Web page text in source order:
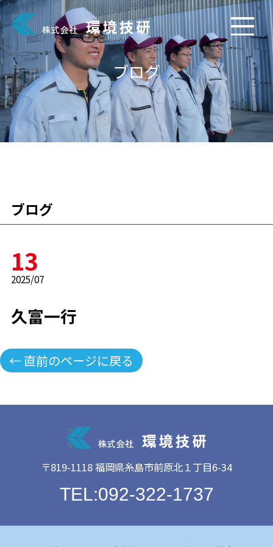
ブログ
ブログ
13
2025/07
久富一行
← 直前のページに戻る
〒819-1118 福岡県糸島市前原北１丁目6-34
TEL:092-322-1737